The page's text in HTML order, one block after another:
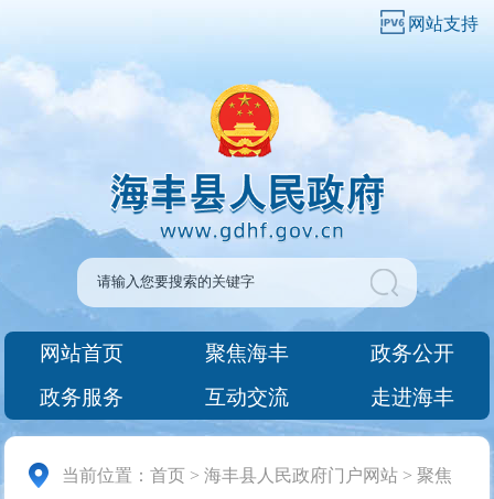
网站支持
网站首页 聚焦海丰
政务公开
政务服务
互动交流 走进海丰
当前位置：首页 >海丰县人民政府门户网站 >聚焦